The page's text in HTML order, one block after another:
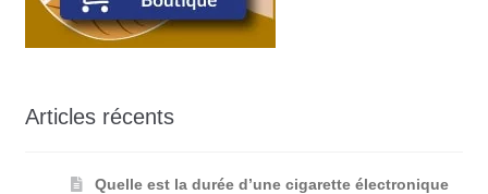
Articles récents
Quelle est la durée d’une cigarette électronique